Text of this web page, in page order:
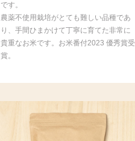
です。
農薬不使用栽培がとても難しい品種であ
り、手間ひまかけて丁寧に育てた非常に
貴重なお米です。お米番付2023 優秀賞受
賞。